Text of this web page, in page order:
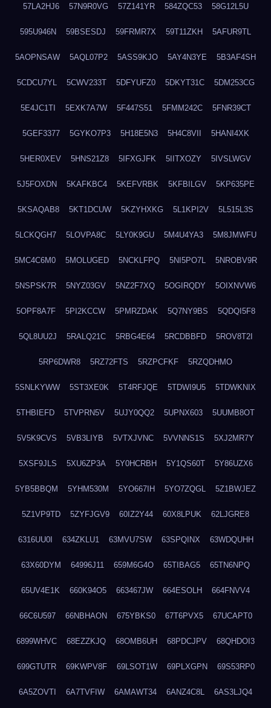
57LA2HJ6 57N9R0VG 57Z141YR 584ZQC53 58G12L5U
595U946N 59BSESDJ 59FRMR7X 59T11ZKH 5AFUR9TL
5AOPNSAW 5AQL07P2 5ASS9KJO 5AY4N3YE 5B3AF4SH
5CDCU7YL 5CWV233T 5DFYUFZ0 5DKYT31C 5DM253CG
5E4JC1TI 5EXK7A7W 5F447S51 5FMM242C 5FNR39CT
5GEF3377 5GYKO7P3 5H18E5N3 5H4C8VII 5HANI4XK
5HER0XEV 5HNS21Z8 5IFXGJFK 5IITXOZY 5IVSLWGV
5J5FOXDN 5KAFKBC4 5KEFVRBK 5KFBILGV 5KP635PE
5KSAQAB8 5KT1DCUW 5KZYHXKG 5L1KPI2V 5L515L3S
5LCKQGH7 5LOVPA8C 5LY0K9GU 5M4U4YA3 5M8JMWFU
5MC4C6M0 5MOLUGED 5NCKLFPQ 5NI5PO7L 5NROBV9R
5NSPSK7R 5NYZ03GV 5NZ2F7XQ 5OGIRQDY 5OIXNVW6
5OPF8A7F 5PI2KCCW 5PMRZDAK 5Q7NY9BS 5QDQI5F8
5QL8UU2J 5RALQ21C 5RBG4E64 5RCDBBFD 5ROV8T2I
5RP6DWR8 5RZ72FTS 5RZPCFKF 5RZQDHMO
5SNLKYWW 5ST3XE0K 5T4RFJQE 5TDWI9U5 5TDWKNIX
5THBIEFD 5TVPRN5V 5UJY0QQ2 5UPNX603 5UUMB8OT
5V5K9CVS 5VB3LIYB 5VTXJVNC 5VVNNS1S 5XJ2MR7Y
5XSF9JLS 5XU6ZP3A 5Y0HCRBH 5Y1QS60T 5Y86UZX6
5YB5BBQM 5YHM530M 5YO667IH 5YO7ZQGL 5Z1BWJEZ
5Z1VP9TD 5ZYFJGV9 60IZ2Y44 60X8LPUK 62LJGRE8
6316UU0I 634ZKLU1 63MVU7SW 63SPQINX 63WDQUHH
63X60DYM 64996J11 659M6G4O 65TIBAG5 65TN6NPQ
65UV4E1K 660K94O5 663467JW 664ESOLH 664FNVV4
66C6U597 66NBHAON 675YBKS0 67T6PVX5 67UCAPT0
6899WHVC 68EZZKJQ 68OMB6UH 68PDCJPV 68QHDOI3
699GTUTR 69KWPV8F 69LSOT1W 69PLXGPN 69S53RP0
6A5ZOVTI 6A7TVFIW 6AMAWT34 6ANZ4C8L 6AS3LJQ4